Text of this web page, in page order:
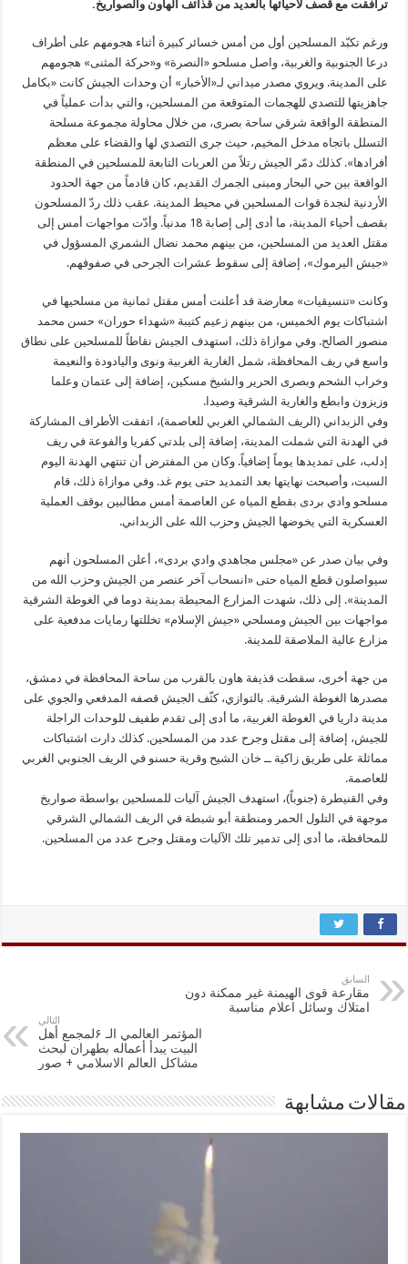
ترافقت مع قصف لأحيائها بالعديد من قذائف الهاون والصواريخ.
ورغم تكبّد المسلحين أول من أمس خسائر كبيرة أثناء هجومهم على أطراف
درعا الجنوبية والغربية، واصل مسلحو «النصرة» و«حركة المثنى» هجومهم
على المدينة. ويروي مصدر ميداني لـ«الأخبار» أن وحدات الجيش كانت «بكامل
جاهزيتها للتصدي للهجمات المتوقعة من المسلحين، والتي بدأت عملياً في
المنطقة الواقعة شرقي ساحة بصرى، من خلال محاولة مجموعة مسلحة
التسلل باتجاه مدخل المخيم، حيث جرى التصدي لها والقضاء على معظم
أفرادها». كذلك دمّر الجيش رتلاً من العربات التابعة للمسلحين في المنطقة
الواقعة بين حي البحار ومبنى الجمرك القديم، كان قادماً من جهة الحدود
الأردنية لنجدة قوات المسلحين في محيط المدينة. عقب ذلك ردّ المسلحون
بقصف أحياء المدينة، ما أدى إلى إصابة 18 مدنياً. وأدّت مواجهات أمس إلى
مقتل العديد من المسلحين، من بينهم محمد نضال الشمري المسؤول في
«جيش اليرموك»، إضافة إلى سقوط عشرات الجرحى في صفوفهم.
وكانت «تنسيقيات» معارضة قد أعلنت أمس مقتل ثمانية من مسلحيها في
اشتباكات يوم الخميس، من بينهم زعيم كتيبة «شهداء حوران» حسن محمد
منصور الصالح. وفي موازاة ذلك، استهدف الجيش نقاطاً للمسلحين على نطاق
واسع في ريف المحافظة، شمل الغارية الغربية ونوى واليادودة والنعيمة
وخراب الشحم وبصرى الحرير والشيخ مسكين، إضافة إلى عتمان وعلما
وزيزون وابطع والغارية الشرقية وصيدا.
وفي الزبداني (الريف الشمالي الغربي للعاصمة)، اتفقت الأطراف المشاركة
في الهدنة التي شملت المدينة، إضافة إلى بلدتي كفريا والفوعة في ريف
إدلب، على تمديدها يوماً إضافياً. وكان من المفترض أن تنتهي الهدنة اليوم
السبت، وأصبحت نهايتها بعد التمديد حتى يوم غد. وفي موازاة ذلك، قام
مسلحو وادي بردى بقطع المياه عن العاصمة أمس مطالبين بوقف العملية
العسكرية التي يخوضها الجيش وحزب الله على الزبداني.
وفي بيان صدر عن «مجلس مجاهدي وادي بردى»، أعلن المسلحون أنهم
سيواصلون قطع المياه حتى «انسحاب آخر عنصر من الجيش وحزب الله من
المدينة». إلى ذلك، شهدت المزارع المحيطة بمدينة دوما في الغوطة الشرقية
مواجهات بين الجيش ومسلحي «جيش الإسلام» تخللتها رمايات مدفعية على
مزارع عالية الملاصقة للمدينة.
من جهة أخرى، سقطت قذيفة هاون بالقرب من ساحة المحافظة في دمشق،
مصدرها الغوطة الشرقية. بالتوازي، كثّف الجيش قصفه المدفعي والجوي على
مدينة داريا في الغوطة الغربية، ما أدى إلى تقدم طفيف للوحدات الراجلة
للجيش، إضافة إلى مقتل وجرح عدد من المسلحين. كذلك دارت اشتباكات
مماثلة على طريق زاكية ــ خان الشيح وقرية حسنو في الريف الجنوبي الغربي
للعاصمة.
وفي القنيطرة (جنوباً)، استهدف الجيش آليات للمسلحين بواسطة صواريخ
موجهة في التلول الحمر ومنطقة أبو شبطة في الريف الشمالي الشرقي
للمحافظة، ما أدى إلى تدمير تلك الآليات ومقتل وجرح عدد من المسلحين.
السابق
مقارعة قوى الهيمنة غير ممكنة دون
امتلاك وسائل اعلام مناسبة
التالي
المؤتمر العالمي الـ ۶لمجمع أهل
البيت يبدأ أعماله بطهران لبحث
مشاكل العالم الاسلامي + صور
مقالات مشابهة